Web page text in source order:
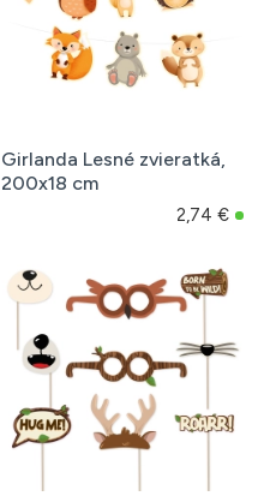
Girlanda Lesné zvieratká,
200x18 cm
2,74 €